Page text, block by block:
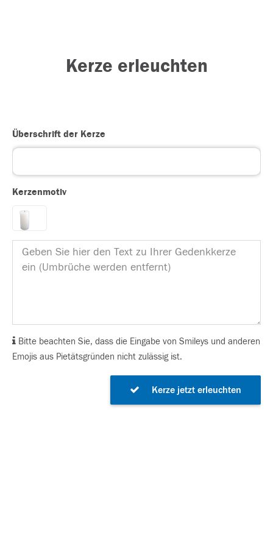
Kerze erleuchten
Überschrift der Kerze
Kerzenmotiv
Bitte beachten Sie, dass die Eingabe von Smileys und anderen
Emojis aus Pietätsgründen nicht zulässig ist.
Kerze jetzt erleuchten